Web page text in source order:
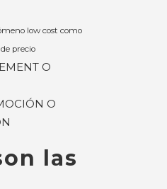
low cost como
precio
O
O
las